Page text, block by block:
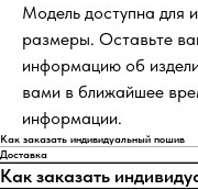
Модель доступна для
размеры. Оставьте
информацию об
вами в ближайшее
информации.
Как заказать индивидуальный пошив
Доставка
Как заказать